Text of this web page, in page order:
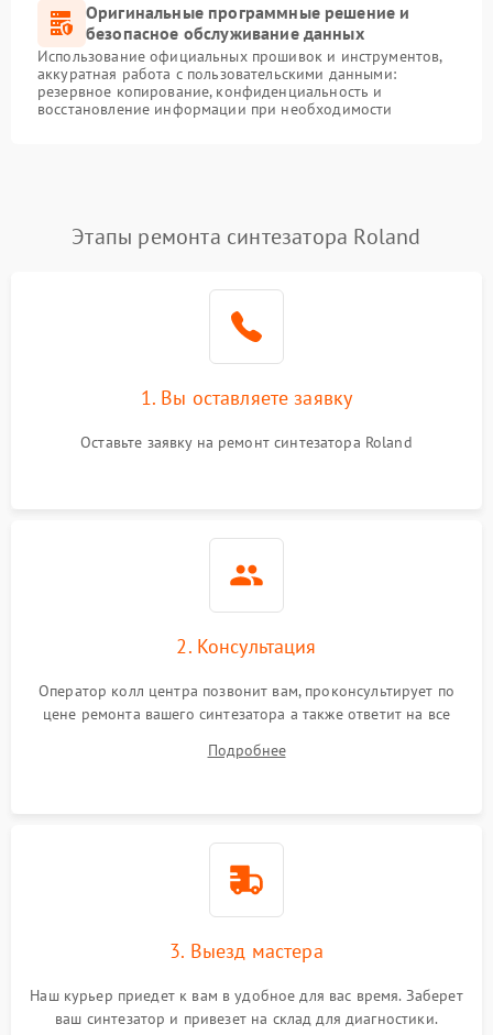
Оригинальные программные решение и
безопасное обслуживание данных
Использование официальных прошивок и инструментов,
аккуратная работа с пользовательскими данными:
резервное копирование, конфиденциальность и
восстановление информации при необходимости
Этапы ремонта синтезатора Roland
1. Вы оставляете заявку
Оставьте заявку на ремонт синтезатора Roland
2. Консультация
Оператор колл центра позвонит вам, проконсультирует по
цене ремонта вашего синтезатора а также ответит на все
Подробнее
3. Выезд мастера
Наш курьер приедет к вам в удобное для вас время. Заберет
ваш синтезатор и привезет на склад для диагностики.